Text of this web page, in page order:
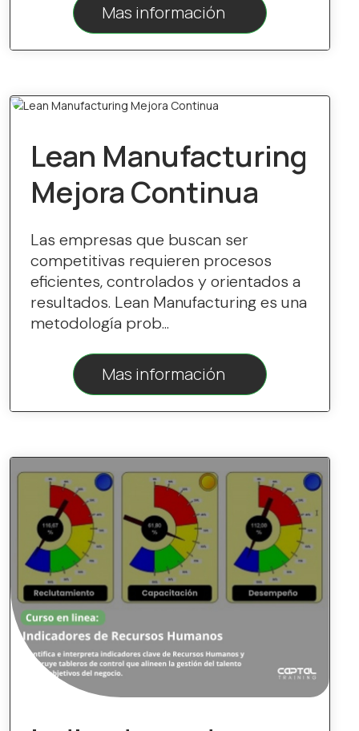
Mas información
Lean Manufacturing
Mejora Continua
Las empresas que buscan ser
competitivas requieren procesos
eficientes, controlados y orientados a
resultados. Lean Manufacturing es una
metodología prob...
Mas información